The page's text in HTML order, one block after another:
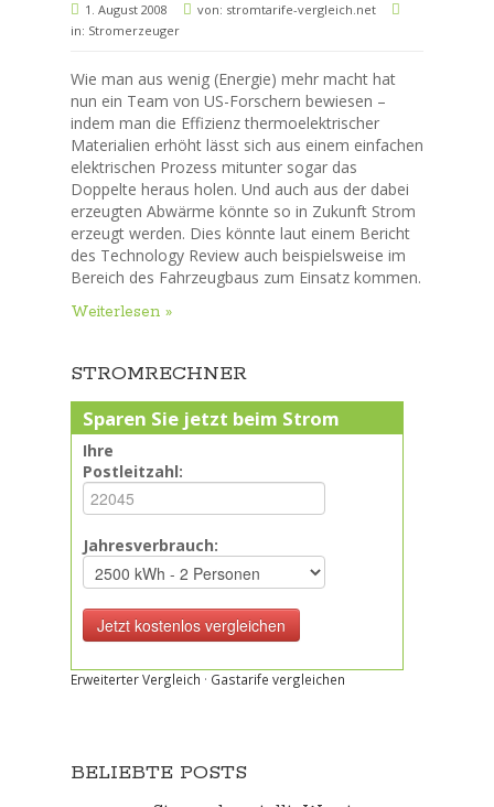
1. August 2008 von: stromtarife-vergleich.net
in: Stromerzeuger
Wie man aus wenig (Energie) mehr macht hat
nun ein Team von US-Forschern bewiesen –
indem man die Effizienz thermoelektrischer
Materialien erhöht lässt sich aus einem einfachen
elektrischen Prozess mitunter sogar das
Doppelte heraus holen. Und auch aus der dabei
erzeugten Abwärme könnte so in Zukunft Strom
erzeugt werden. Dies könnte laut einem Bericht
des Technology Review auch beispielsweise im
Bereich des Fahrzeugbaus zum Einsatz kommen.
Weiterlesen »
STROMRECHNER
Sparen Sie jetzt beim Strom
Ihre
Postleitzahl:
Jahresverbrauch:
Erweiterter Vergleich · Gastarife vergleichen
BELIEBTE POSTS